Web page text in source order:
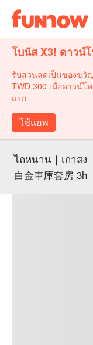
โบนัส X3! ดาวน์
รับส่วนลดเป็นของขวั
TWD 300 เมื่อดาวน์
แรก
ใช้แอพ
ไถหนาน｜เกาสง
白金車庫套房 3h